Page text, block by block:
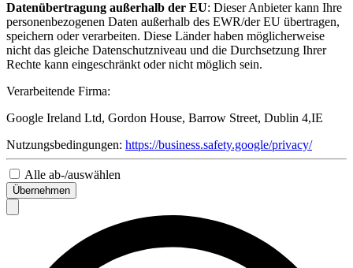
Datenübertragung außerhalb der EU: Dieser Anbieter kann Ihre
personenbezogenen Daten außerhalb des EWR/der EU übertragen,
speichern oder verarbeiten. Diese Länder haben möglicherweise
nicht das gleiche Datenschutzniveau und die Durchsetzung Ihrer
Rechte kann eingeschränkt oder nicht möglich sein.
Verarbeitende Firma:
Google Ireland Ltd, Gordon House, Barrow Street, Dublin 4,IE
Nutzungsbedingungen: https://business.safety.google/privacy/
Alle ab-/auswählen
Übernehmen